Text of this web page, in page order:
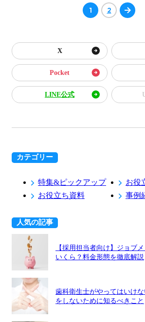
1 2
X
Pocket
LINE公式
カテゴリー
特集&ピックアップ
お役
お役立ち資料
事例
人気の記事
【採用担当者向け】ジョブ
いくら？料金形態を徹底解説
歯科衛生士がやってはいけ
をしないために知るべきこと